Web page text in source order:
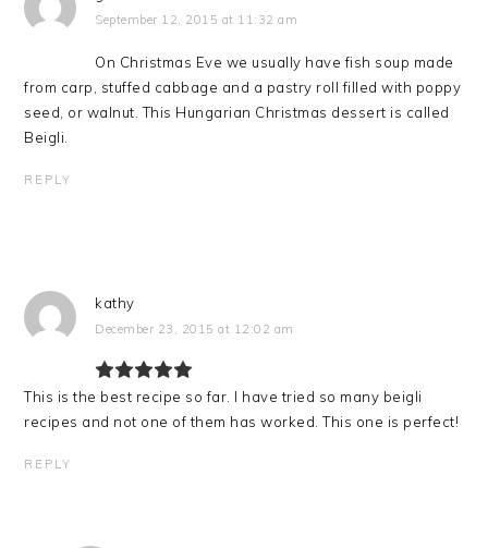
September 12, 2015 at 11:32 am
On Christmas Eve we usually have fish soup made
from carp, stuffed cabbage and a pastry roll filled with poppy
seed, or walnut. This Hungarian Christmas dessert is called
Beigli.
REPLY
kathy
December 23, 2015 at 12:02 am
This is the best recipe so far. I have tried so many beigli
recipes and not one of them has worked. This one is perfect!
REPLY